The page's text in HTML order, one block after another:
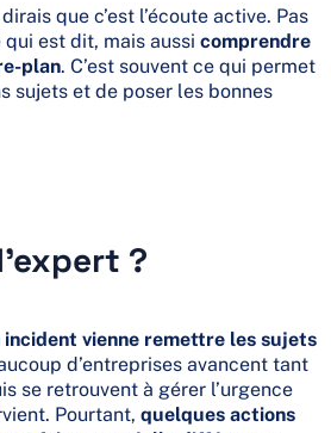
que c’est l’écoute active. Pas
est dit, mais aussi comprendre
plan. C’est souvent ce qui permet
sujets et de poser les bonnes
?
incident vienne remettre les sujets
d’entreprises avancent tant
se retrouvent à gérer l’urgence
Pourtant, quelques actions